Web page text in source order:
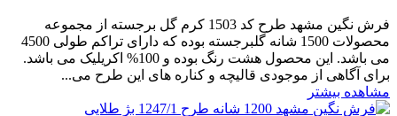
فرش نگین مشهد طرح کد 1503 کرم گل برجسته از مجموعه
محصولات 1500 شانه گلبرجسته بوده که دارای تراکم طولی 4500
می باشد. این محصول هشت رنگ بوده و 100% اکریلیک می باشد.
برای آگاهی از موجودی قالیچه و کناره های این طرح می...
مشاهده بیشتر